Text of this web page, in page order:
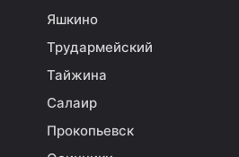
Яшкино
Трудармейский
Тайжина
Салаир
Прокопьевск